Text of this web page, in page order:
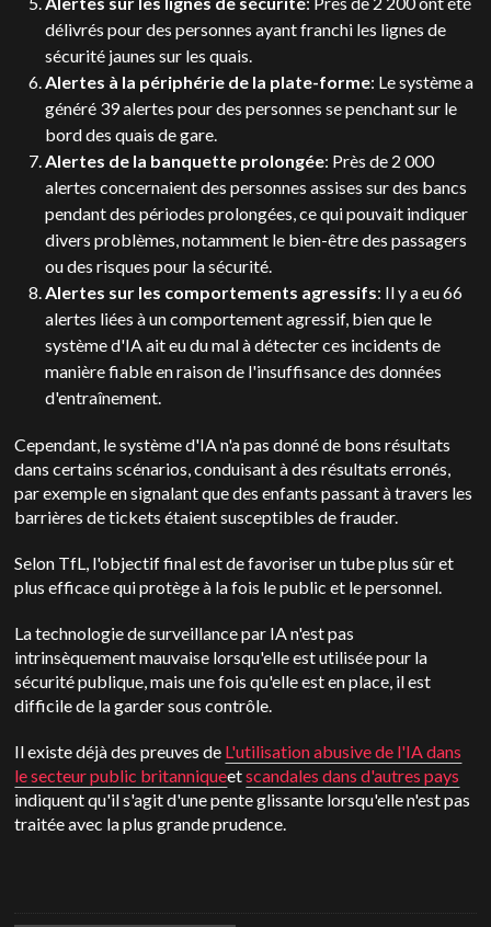
délivrés pour des personnes ayant franchi les lignes de
sécurité jaunes sur les quais.
Alertes à la périphérie de la plate-forme: Le système a
généré 39 alertes pour des personnes se penchant sur le
bord des quais de gare.
Alertes de la banquette prolongée: Près de 2 000
alertes concernaient des personnes assises sur des bancs
pendant des périodes prolongées, ce qui pouvait indiquer
divers problèmes, notamment le bien-être des passagers
ou des risques pour la sécurité.
Alertes sur les comportements agressifs: Il y a eu 66
alertes liées à un comportement agressif, bien que le
système d'IA ait eu du mal à détecter ces incidents de
manière fiable en raison de l'insuffisance des données
d'entraînement.
Cependant, le système d'IA n'a pas donné de bons résultats
dans certains scénarios, conduisant à des résultats erronés,
par exemple en signalant que des enfants passant à travers les
barrières de tickets étaient susceptibles de frauder.
Selon TfL, l'objectif final est de favoriser un tube plus sûr et
plus efficace qui protège à la fois le public et le personnel.
La technologie de surveillance par IA n'est pas
intrinsèquement mauvaise lorsqu'elle est utilisée pour la
sécurité publique, mais une fois qu'elle est en place, il est
difficile de la garder sous contrôle.
Il existe déjà des preuves de L'utilisation abusive de l'IA dans
le secteur public britanniqueetscandales dans d'autres pays
indiquent qu'il s'agit d'une pente glissante lorsqu'elle n'est pas
traitée avec la plus grande prudence.